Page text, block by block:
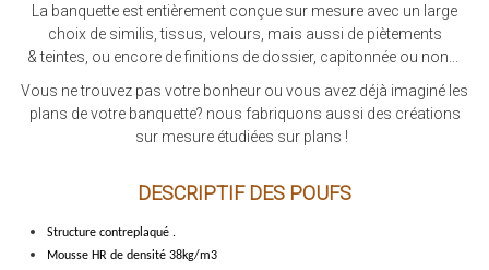
La banquette est entièrement conçue sur mesure avec un large
choix de similis, tissus, velours, mais aussi de piètements
& teintes, ou encore de finitions de dossier, capitonnée ou non...
Vous ne trouvez pas votre bonheur ou vous avez déjà imaginé les
plans de votre banquette? nous fabriquons aussi des créations
sur mesure étudiées sur plans !
DESCRIPTIF DES POUFS
Structure contreplaqué .
Mousse HR de densité 38kg/m3